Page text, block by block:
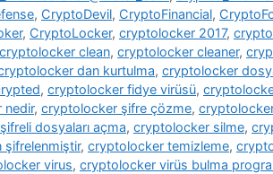
, CryptoDevil, CryptoFinancial,
, CryptoLocker, cryptolocker 2017,
cryptolocker clean, cryptolocker cleaner,
dan kurtulma, cryptolocker
, cryptolocker fidye virüsü,
nedir, cryptolocker şifre çözme, cryptolocker
dosyaları açma, cryptolocker silme,
, cryptolocker temizleme,
virus, cryptolocker virüs bulma